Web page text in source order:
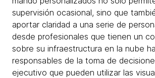
supervisión ocasional, sino que
aportar claridad a una serie de
desde profesionales que tienen un
sobre su infraestructura en la nube
responsables de la toma de
ejecutivo que pueden utilizar las